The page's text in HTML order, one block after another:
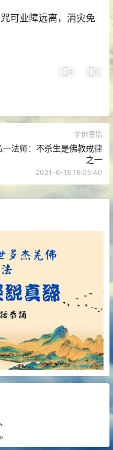
可业障远离，消灾免
0 0
学佛感悟
一法师：不杀生是佛教戒律
之一
2021-6-18 16:05:40